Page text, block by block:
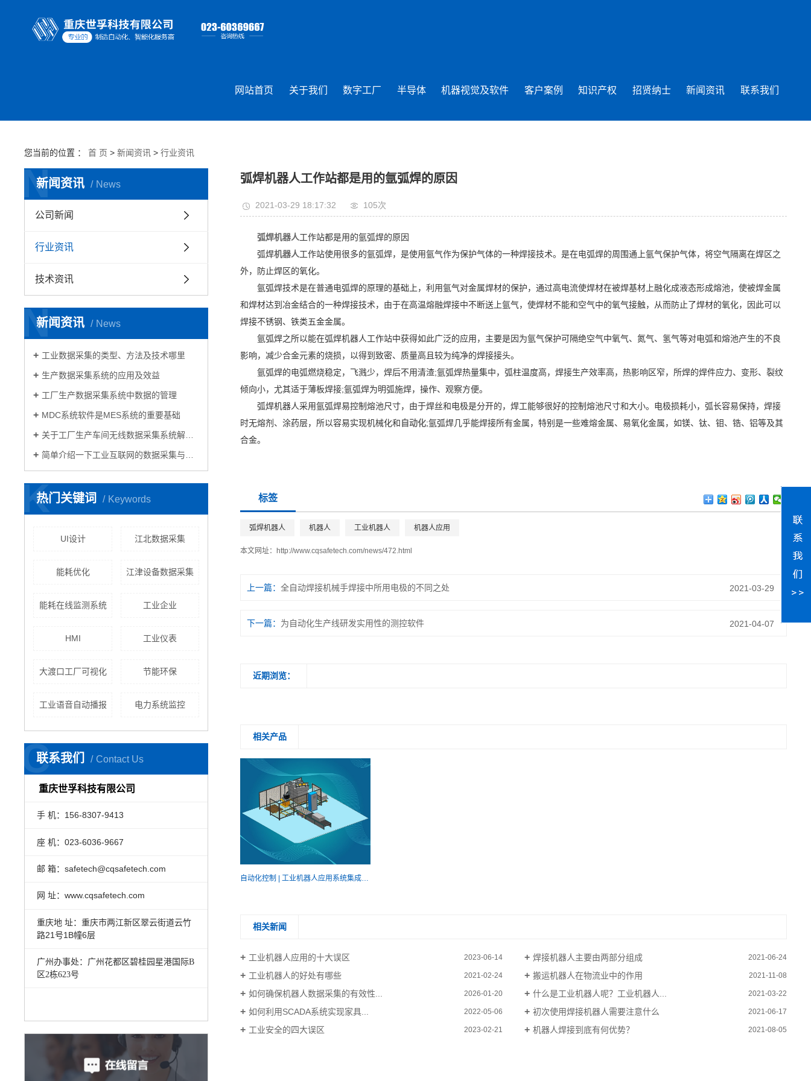
网站首页 关于我们 数字工厂 半导体 机器视觉及软件 客户案例 知识产权 招贤纳士 新闻资讯 联系我们
您当前的位置 ：首 页 >新闻资讯 >行业资讯
新闻资讯 News
N
公司新闻
行业资讯
技术资讯
新闻资讯 News
N
工业数据采集的类型、方法及技术哪里
生产数据采集系统的应用及效益
工厂生产数据采集系统中数据的管理
MDC系统软件是MES系统的重要基础
关于工厂生产车间无线数据采集系统解决方案
简单介绍一下工业互联网的数据采集与控制
热门关键词 Keywords
K
UI设计 江北数据采集
能耗优化 江津设备数据采集
能耗在线监测系统 工业企业
HMI 工业仪表
大渡口工厂可视化 节能环保
工业语音自动播报 电力系统监控
联系我们 Contact Us
C
重庆世孚科技有限公司
手 机：156-8307-9413
座 机：023-6036-9667
邮 箱：safetech@cqsafetech.com
网 址：www.cqsafetech.com
重庆地 址：重庆市两江新区翠云街道云竹
路21号1B幢6层
广州办事处： 广州花都区碧桂园星港国际B
区2栋623号
弧焊机器人工作站都是用的氩弧焊的原因
2021-03-29 18:17:32 105次
弧焊机器人工作站都是用的氩弧焊的原因
弧焊机器人工作站使用很多的氩弧焊，是使用氩气作为保护气体的一种焊接技术。是在电弧焊的周围通上氩气保护气体，将空气隔离在焊区之
外，防止焊区的氧化。
氩弧焊技术是在普通电弧焊的原理的基础上，利用氩气对金属焊材的保护，通过高电流使焊材在被焊基材上融化成液态形成熔池，使被焊金属
和焊材达到冶金结合的一种焊接技术，由于在高温熔融焊接中不断送上氩气，使焊材不能和空气中的氧气接触，从而防止了焊材的氧化，因此可以
焊接不锈钢、铁类五金金属。
氩弧焊之所以能在弧焊机器人工作站中获得如此广泛的应用，主要是因为氩气保护可隔绝空气中氧气、氮气、氢气等对电弧和熔池产生的不良
影响，减少合金元素的烧损，以得到致密、质量高且较为纯净的焊接接头。
氩弧焊的电弧燃烧稳定，飞溅少，焊后不用清渣;氩弧焊热量集中，弧柱温度高，焊接生产效率高，热影响区窄，所焊的焊件应力、变形、裂纹
倾向小，尤其适于薄板焊接;氩弧焊为明弧施焊，操作、观察方便。
弧焊机器人采用氩弧焊易控制熔池尺寸，由于焊丝和电极是分开的，焊工能够很好的控制熔池尺寸和大小。电极损耗小，弧长容易保持，焊接
时无熔剂、涂药层，所以容易实现机械化和自动化;氩弧焊几乎能焊接所有金属，特别是一些难熔金属、易氧化金属，如镁、钛、钼、锆、铝等及其
合金。
标签
弧焊机器人 机器人 工业机器人 机器人应用
本文网址： http://www.cqsafetech.com/news/472.html
上一篇： 全自动焊接机械手焊接中所用电极的不同之处 2021-03-29
下一篇： 为自动化生产线研发实用性的测控软件 2021-04-07
近期浏览：
相关产品
自动化控制 | 工业机器人应用系统集成设计
相关新闻
工业机器人应用的十大误区 2023-06-14 焊接机器人主要由两部分组成 2021-06-24
工业机器人的好处有哪些 2021-02-24 搬运机器人在物流业中的作用 2021-11-08
如何确保机器人数据采集的有效性... 2026-01-20 什么是工业机器人呢？工业机器人... 2021-03-22
如何利用SCADA系统实现家具... 2022-05-06 初次使用焊接机器人需要注意什么 2021-06-17
工业安全的四大误区 2023-02-21 机器人焊接到底有何优势？ 2021-08-05